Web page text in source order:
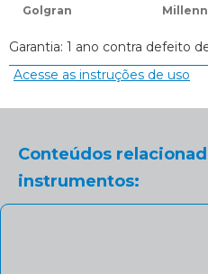
Golgran
Garantia: 1 ano contra defeito
Acesse as instruções de uso
Conteúdos
instrumentos: